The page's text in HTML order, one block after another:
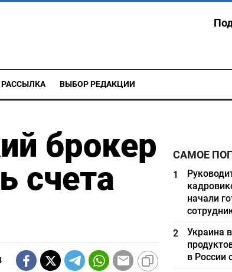
РАССЫЛКА ВЫБОР РЕДАКЦИИ
брокер
счета
САМОЕ
1
начали
2
Украина
в России